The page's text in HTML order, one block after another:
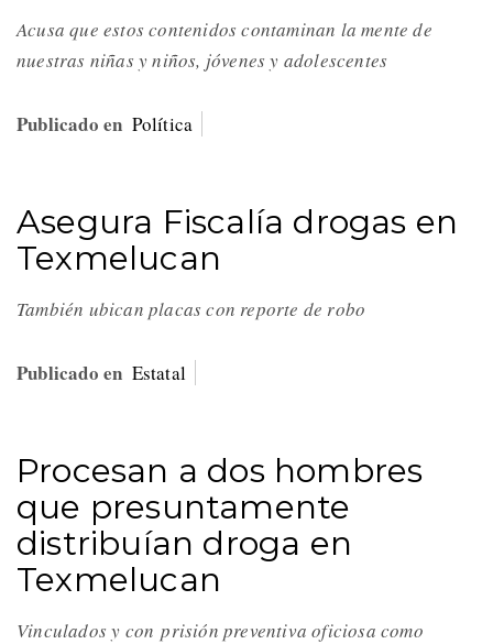
Acusa que estos contenidos contaminan la mente de
nuestras niñas y niños, jóvenes y adolescentes
Publicado en Política
Asegura Fiscalía drogas en
Texmelucan
También ubican placas con reporte de robo
Publicado en Estatal
Procesan a dos hombres
que presuntamente
distribuían droga en
Texmelucan
Vinculados y con prisión preventiva oficiosa como